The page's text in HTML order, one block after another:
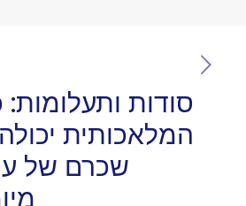
סודות ותעלומות:
המלאכותית
שכרם של